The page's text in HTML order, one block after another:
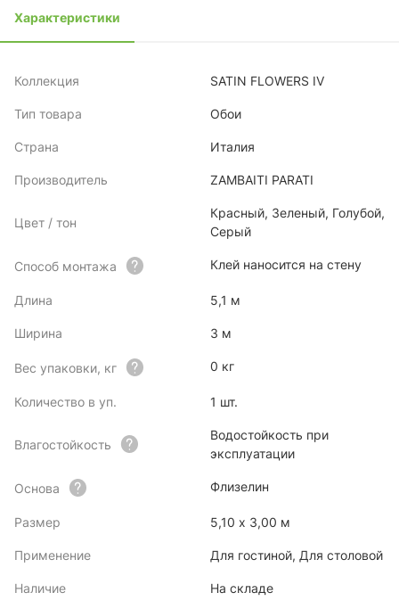
Характеристики
Коллекция SATIN FLOWERS IV
Тип товара Обои
Страна Италия
Производитель ZAMBAITI PARATI
Цвет / тон
Красный, Зеленый, Голубой,
Серый
Способ монтажа Клей наносится на стену
Длина 5,1 м
Ширина 3 м
Вес упаковки, кг 0 кг
Количество в уп. 1 шт.
Влагостойкость
Водостойкость при
эксплуатации
Основа Флизелин
Размер 5,10 x 3,00 м
Применение Для гостиной, Для столовой
Наличие На складе